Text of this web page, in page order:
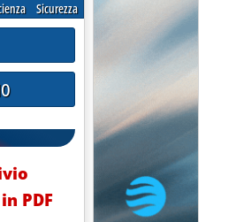
Sicurezza
PDF